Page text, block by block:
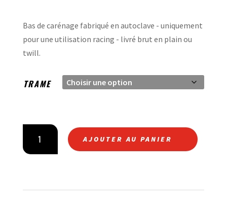
Bas de carénage fabriqué en autoclave - uniquement
pour une utilisation racing - livré brut en plain ou
twill.
TRAME
QUANTITÉ
DE
BAC
AJOUTER AU PANIER